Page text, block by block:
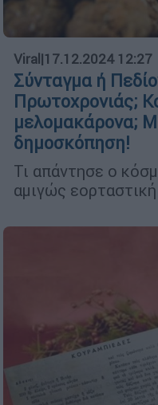
Viral |17.12.2024 12:27
Σύνταγμα ή
Πρωτοχρονιάς;
μελομακάρονα;
δημοσκόπηση!
Τι απάντησε ο
αμιγώς